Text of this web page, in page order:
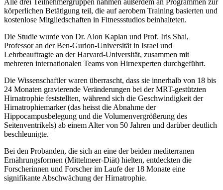
Alle drei Teilnehmergruppen nahmen außerdem an Programmen zur
körperlichen Betätigung teil, die auf aerobem Training basierten und
kostenlose Mitgliedschaften in Fitnessstudios beinhalteten.
Die Studie wurde von Dr. Alon Kaplan und Prof. Iris Shai,
Professor an der Ben-Gurion-Universität in Israel und
Lehrbeauftragte an der Harvard-Universität, zusammen mit
mehreren internationalen Teams von Hirnexperten durchgeführt.
Die Wissenschaftler waren überrascht, dass sie innerhalb von 18 bis
24 Monaten gravierende Veränderungen bei der MRT-gestützten
Hirnatrophie feststellten, während sich die Geschwindigkeit der
Hirnatrophiemarker (das heisst die Abnahme der
Hippocampusbelegung und die Volumenvergrößerung des
Seitenventrikels) ab einem Alter von 50 Jahren und darüber deutlich
beschleunigte.
Bei den Probanden, die sich an eine der beiden mediterranen
Ernährungsformen (Mittelmeer-Diät) hielten, entdeckten die
Forscherinnen und Forscher im Laufe der 18 Monate eine
signifikante Abschwächung der Hirnatrophie.